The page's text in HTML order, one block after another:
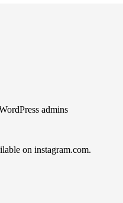
admins
on instagram.com.